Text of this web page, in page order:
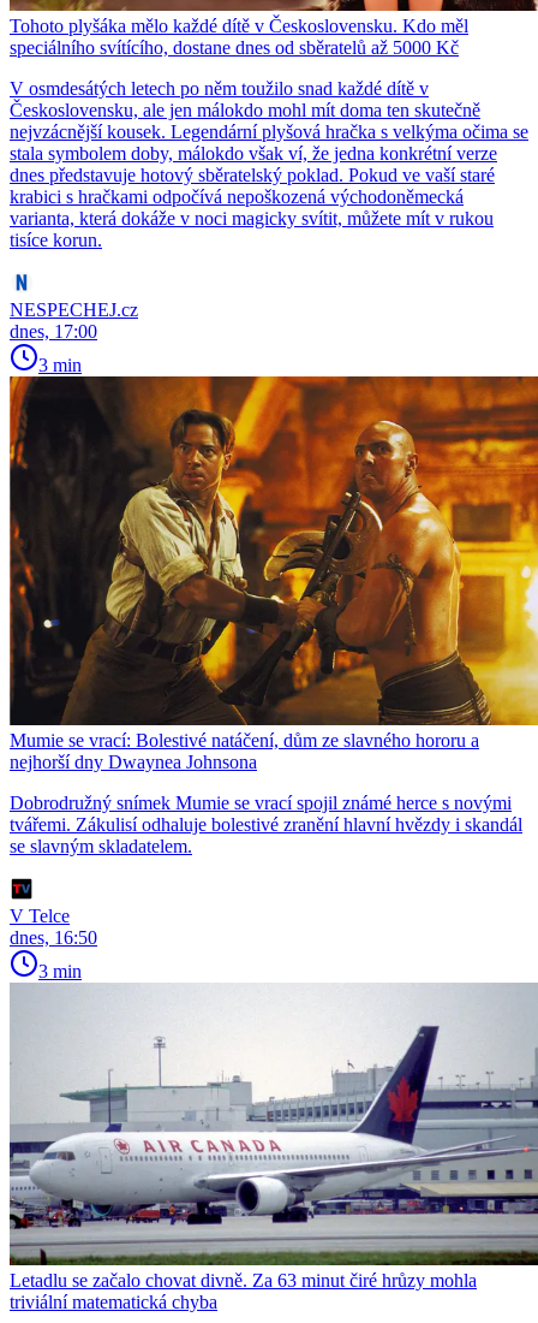
Tohoto plyšáka mělo každé dítě v Československu. Kdo měl
speciálního svítícího, dostane dnes od sběratelů až 5000 Kč
V osmdesátých letech po něm toužilo snad každé dítě v
Československu, ale jen málokdo mohl mít doma ten skutečně
nejvzácnější kousek. Legendární plyšová hračka s velkýma očima se
stala symbolem doby, málokdo však ví, že jedna konkrétní verze
dnes představuje hotový sběratelský poklad. Pokud ve vaší staré
krabici s hračkami odpočívá nepoškozená východoněmecká
varianta, která dokáže v noci magicky svítit, můžete mít v rukou
tisíce korun.
NESPECHEJ.cz
dnes, 17:00
3 min
Mumie se vrací: Bolestivé natáčení, dům ze slavného hororu a
nejhorší dny Dwaynea Johnsona
Dobrodružný snímek Mumie se vrací spojil známé herce s novými
tvářemi. Zákulisí odhaluje bolestivé zranění hlavní hvězdy i skandál
se slavným skladatelem.
V Telce
dnes, 16:50
3 min
Letadlu se začalo chovat divně. Za 63 minut čiré hrůzy mohla
triviální matematická chyba